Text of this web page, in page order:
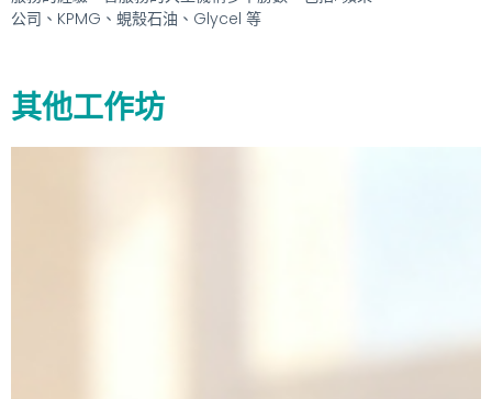
公司、KPMG、蜆殼石油、Glycel 等
其他工作坊